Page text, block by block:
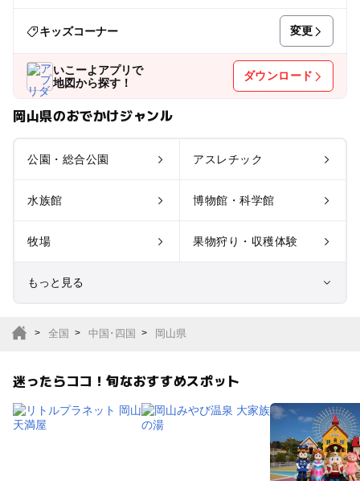
キッズコーナー 変更
いこーよアプリで
地図から探す！
ダウンロード
岡山県のおでかけジャンル
公園・総合公園 アスレチック
水族館 博物館・科学館
牧場 果物狩り・収穫体験
もっと見る
サファリパーク
植物園・フラワーパー
ク
全国 中国･四国 岡山県
迷ったらココ！旬なおすすめスポット